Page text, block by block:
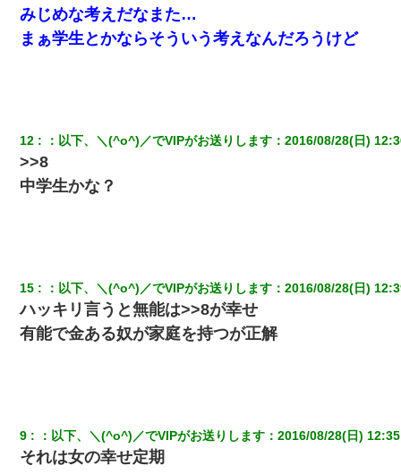
宅飲みで女友達の乳を見てしまった・・・
嫁を半身不随にしやがった恨みは、正直こんなもんじゃ晴れな
い）
アパートのドアに『ハンザイ者！この人はさいあくの人です』と
元旦那から復縁要請。息子「最新型のiPhoneも買えない貧乏は嫌
だ、再婚して」私「なら父親と暮らせ」息子「やった＾＾」私
（もう手遅れだったんだな…）
私『貯金貯まったし、やっと家建てられるね！』夫「実家を二世
帯住宅にした。それに貯金使った」→私『離婚しよう』夫「え
っ」私『使った貯金はあげるから』→すると…
みじめな考えだなまた…
まぁ学生とかならそういう考えなんだろうけど
12 ： 以下、＼(^o^)／でVIPがお送りします ：2016/08/28(日)
>>8
中学生かな？
15 ： 以下、＼(^o^)／でVIPがお送りします ：2016/08/28(日)
ハッキリ言うと無能は>>8が幸せ
有能で金ある奴が家庭を持つが正解
9 ： 以下、＼(^o^)／でVIPがお送りします ：2016/08/28(日)
それは女の幸せ定期